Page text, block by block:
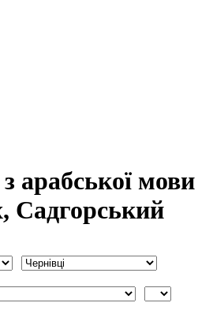
арабської мови
Садгорський